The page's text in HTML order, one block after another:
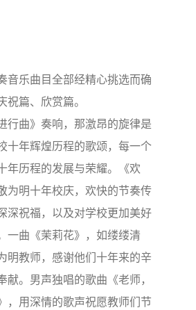
音乐曲目全部经精心挑选而确
祝篇、欣赏篇。
行曲》奏响，那激昂的旋律是
十年辉煌历程的歌颂，每一个
年历程的发展与荣耀。《欢
为明十年校庆，欢快的节奏传
深祝福，以及对学校更加美好
一曲《茉莉花》，如缕缕清
明教师，感谢他们十年来的辛
献。男声独唱的歌曲《老师，
，用深情的歌声祝愿教师们节